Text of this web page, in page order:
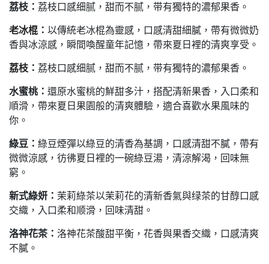
荔枝： 荔枝口感细腻，甜而不腻，带有獨特的濃郁果香。
老冰棍 ： 以傳統老冰棍為靈感，口感清甜細膩，帶有微微奶
香與冰涼感，瞬間喚醒童年記憶，帶來夏日裡的清爽享受。
荔枝 ： 荔枝口感细腻，甜而不腻，带有獨特的濃郁果香。
水蜜桃： 還原水蜜桃的鮮甜多汁，搭配清新果香，入口柔和
順滑，帶來夏日果園般的清爽體驗，適合喜歡水果風味的
你。
綠豆： 綠豆煙彈以綠豆的清香為基調，口感清甜不膩，帶有
微微涼感，彷彿夏日裡的一碗綠豆湯，清涼解渴，回味無
窮。
新式綠妍： 茉莉綠茶以茉莉花的清新香氣與绿茶的甘醇口感
交織，入口柔和顺滑，回味清甜。
洛神花茶： 洛神花茶酸甜平衡，花香與果香交織，口感清爽
不膩。